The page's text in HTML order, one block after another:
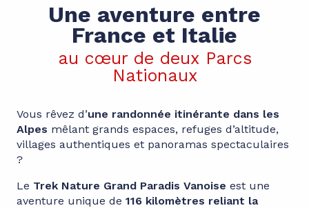
Une aventure entre
France et Italie
au cœur de deux Parcs
Nationaux
Vous rêvez d’une randonnée itinérante dans les
Alpes mêlant grands espaces, refuges d’altitude,
villages authentiques et panoramas spectaculaires
?
Le Trek Nature Grand Paradis Vanoise est une
aventure unique de 116 kilomètres reliant la